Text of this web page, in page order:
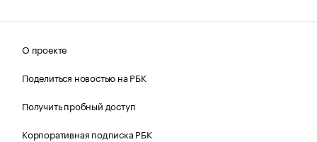
О проекте
Поделиться новостью на РБК
Получить пробный доступ
Корпоративная подписка РБК